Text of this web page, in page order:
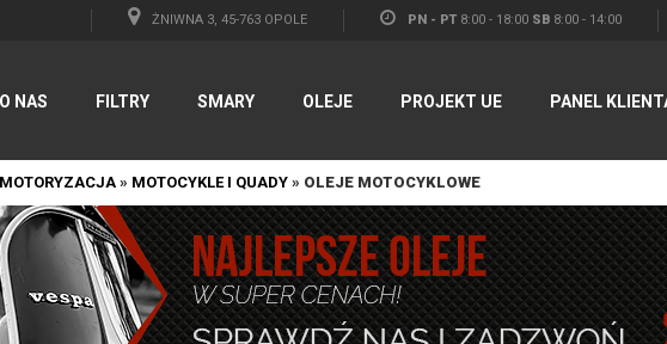
ŻNIWNA 3, 45-763 OPOLE PN - PT 8:00 - 18:00 SB 8:00 - 14:00
O NAS FILTRY SMARY OLEJE PROJEKT UE PANEL
MOTORYZACJA » MOTOCYKLE I QUADY » OLEJE MOTOCYKLOWE